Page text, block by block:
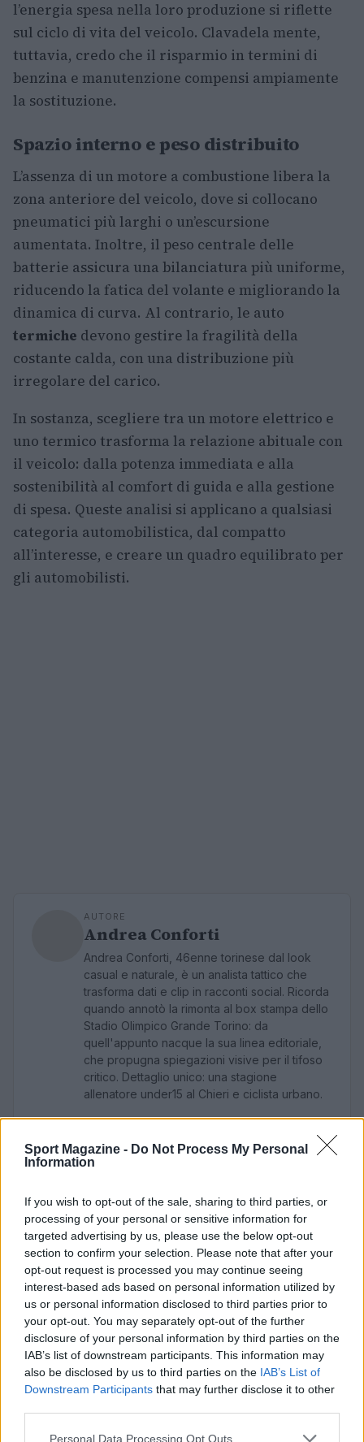
Sport Magazine - Do Not Process My Personal
Information
If you wish to opt-out of the sale, sharing to third parties, or
processing of your personal or sensitive information for
targeted advertising by us, please use the below opt-out
section to confirm your selection. Please note that after your
opt-out request is processed you may continue seeing
interest-based ads based on personal information utilized by
us or personal information disclosed to third parties prior to
your opt-out. You may separately opt-out of the further
disclosure of your personal information by third parties on the
IAB’s list of downstream participants. This information may
also be disclosed by us to third parties on the IAB’s List of
Downstream Participants that may further disclose it to other
Please note that this website/app uses one or more Google
Personal Data Processing Opt Outs
l’energia spesa nella loro produzione si riflette
sul ciclo di vita del veicolo. Clavadela mente,
tuttavia, credo che il risparmio in termini di
benzina e manutenzione compensi ampiamente
la sostituzione.
Spazio interno e peso distribuito
L’assenza di un motore a combustione libera la
zona anteriore del veicolo, dove si collocano
pneumatici più larghi o un’escursione
aumentata. Inoltre, il peso centrale delle
batterie assicura una bilanciatura più uniforme,
riducendo la fatica del volante e migliorando la
dinamica di curva. Al contrario, le auto
termiche devono gestire la fragilità della
costante calda, con una distribuzione più
irregolare del carico.
In sostanza, scegliere tra un motore elettrico e
uno termico trasforma la relazione abituale con
il veicolo: dalla potenza immediata e alla
sostenibilità al comfort di guida e alla gestione
di spesa. Queste analisi si applicano a qualsiasi
categoria automobilistica, dal compatto
all’interesse, e creare un quadro equilibrato per
gli automobilisti.
AUTORE
Andrea Conforti
Andrea Conforti, 46enne torinese dal look
casual e naturale, è un analista tattico che
trasforma dati e clip in racconti social. Ricorda
quando annotò la rimonta al box stampa dello
Stadio Olimpico Grande Torino: da
quell'appunto nacque la sua linea editoriale,
che propugna spiegazioni visive per il tifoso
critico. Dettaglio unico: una stagione
allenatore under15 al Chieri e ciclista urbano.